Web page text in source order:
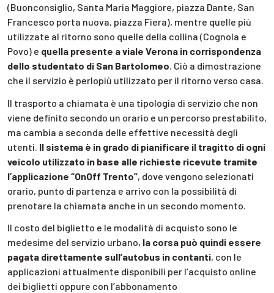
(Buonconsiglio, Santa Maria Maggiore, piazza Dante, San
Francesco porta nuova, piazza Fiera), mentre quelle più
utilizzate al ritorno sono quelle della collina (Cognola e
Povo) e quella presente a viale Verona in corrispondenza
dello studentato di San Bartolomeo . Ciò a dimostrazione
che il servizio è perlopiù utilizzato per il ritorno verso casa.
Il trasporto a chiamata è una tipologia di servizio che non
viene definito secondo un orario e un percorso prestabilito,
ma cambia a seconda delle effettive necessità degli
utenti. Il sistema è in grado di pianificare il tragitto di ogni
veicolo utilizzato in base alle richieste ricevute tramite
l’applicazione “OnOff Trento”, dove vengono selezionati
orario, punto di partenza e arrivo con la possibilità di
prenotare la chiamata anche in un secondo momento.
Il costo del biglietto e le modalità di acquisto sono le
medesime del servizio urbano, la corsa può quindi essere
pagata direttamente sull’autobus in contanti, con le
applicazioni attualmente disponibili per l’acquisto online
dei biglietti oppure con l’abbonamento